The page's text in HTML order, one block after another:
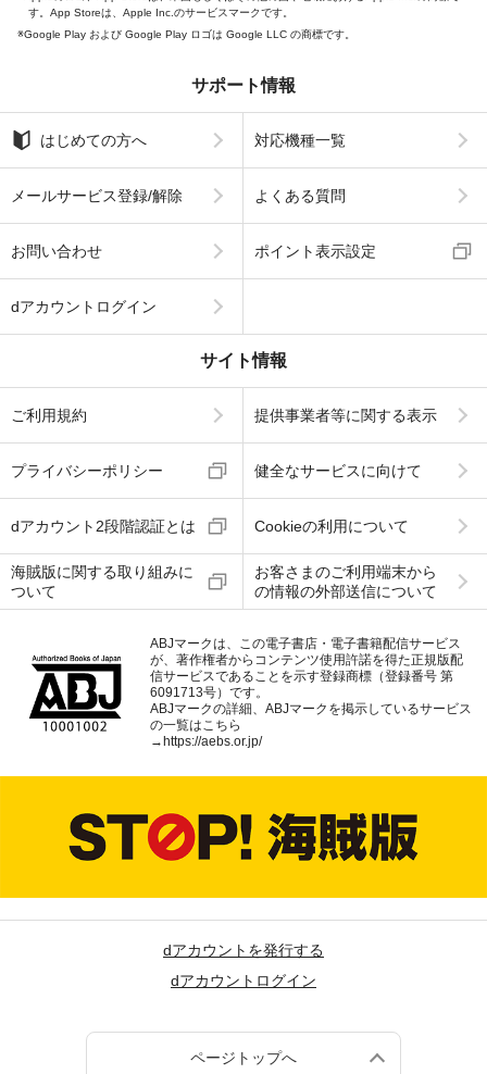
す。App Storeは、Apple Inc.のサービスマークです。
Google Play および Google Play ロゴは Google LLC の商標です。
サポート情報
はじめての方へ 対応機種一覧
メールサービス登録/解除 よくある質問
お問い合わせ ポイント表示設定
dアカウントログイン
サイト情報
ご利用規約 提供事業者等に関する表示
プライバシーポリシー 健全なサービスに向けて
dアカウント2段階認証とは Cookieの利用について
海賊版に関する取り組みに
ついて
お客さまのご利用端末から
の情報の外部送信について
ABJマークは、この電子書店・電子書籍配信サービス
が、著作権者からコンテンツ使用許諾を得た正規版配
信サービスであることを示す登録商標（登録番号 第
6091713号）です。
ABJマークの詳細、ABJマークを掲示しているサービス
の一覧はこちら
→ https://aebs.or.jp/
dアカウントを発行する
dアカウントログイン
ページトップへ